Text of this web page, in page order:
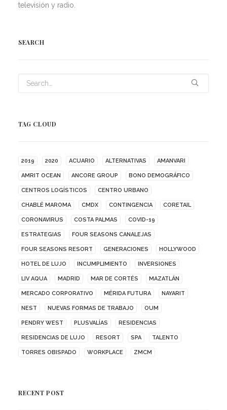
televisión y radio.
SEARCH
TAG CLOUD
2019 2020 ACUARIO ALTERNATIVAS AMANVARI
AMRIT OCEAN ANCORE GROUP BONO DEMOGRÁFICO
CENTROS LOGÍSTICOS CENTRO URBANO
CHABLÉ MAROMA CMDX CONTINGENCIA CORETAIL
CORONAVIRUS COSTA PALMAS COVID-19
ESTRATEGIAS FOUR SEASONS CANALEJAS
FOUR SEASONS RESORT GENERACIONES HOLLYWOOD
HOTEL DE LUJO INCUMPLIMIENTO INVERSIONES
LIV AQUA MADRID MAR DE CORTÉS MAZATLÁN
MERCADO CORPORATIVO MÉRIDA FUTURA NAYARIT
NEST NUEVAS FORMAS DE TRABAJO OUM
PENDRY WEST PLUSVALÍAS RESIDENCIAS
RESIDENCIAS DE LUJO RESORT SPA TALENTO
TORRES OBISPADO WORKPLACE ZMCM
RECENT POST